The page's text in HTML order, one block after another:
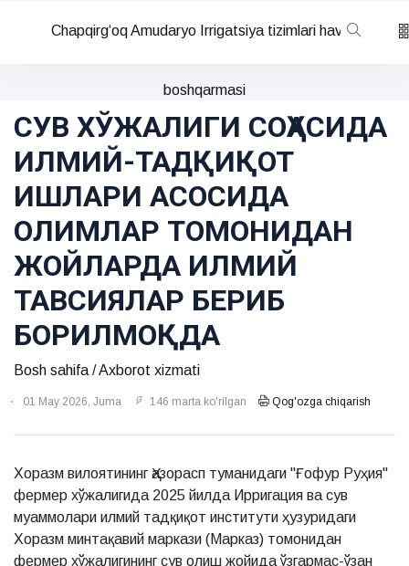
Chapqirg‘oq Amudaryo Irrigatsiya tizimlari havza
boshqarmasi
СУВ ХЎЖАЛИГИ СОҲАСИДА
ИЛМИЙ-ТАДҚИҚОТ
ИШЛАРИ АСОСИДА
ОЛИМЛАР ТОМОНИДАН
ЖОЙЛАРДА ИЛМИЙ
ТАВСИЯЛАР БЕРИБ
БОРИЛМОҚДА
Bosh sahifa /Axborot xizmati
01 May 2026, Juma 146 marta ko'rilgan Qog'ozga chiqarish
Хоразм вилоятининг Ҳазорасп туманидаги "Ғофур Руҳия"
фермер хўжалигида 2025 йилда Ирригация ва сув
муаммолари илмий тадқиқот институти ҳузуридаги
Хоразм минтақавий маркази (Марказ) томонидан
фермер хўжалигининг сув олиш жойида ўзгармас-ўзан